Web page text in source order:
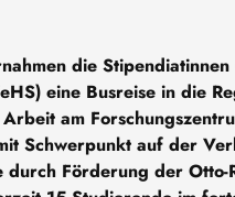
die
eine Busreise in die
am
Schwerpunkt auf der
durch Förderung der